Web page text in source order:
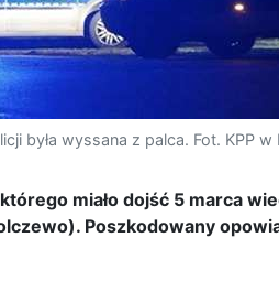
była wyssana z palca. Fot. KPP
miało dojść 5 marca
Poszkodowany